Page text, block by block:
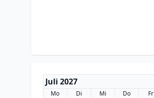
Juli 2027
Mo Di Mi Do Fr